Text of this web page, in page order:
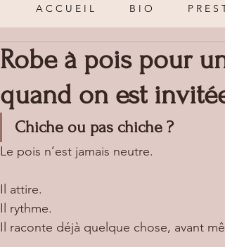
A C C U E I L B I O P R E S
Robe à pois pour
quand on est
Chiche ou pas chiche ?
Le pois n’est jamais neutre.
Il attire.
Il rythme.
Il raconte déjà quelque chose, avant